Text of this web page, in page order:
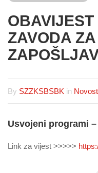
ZAVODA ZA
By SZZKSBSBK in
Usvojeni programi
Link za vijest >>>>>